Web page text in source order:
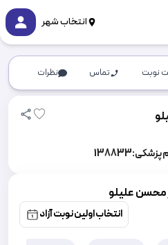
انتخاب شهر
نوبت تماس نظرات
پزشکی:138833
محسن علیلو
انتخاب اولین نوبت آزاد